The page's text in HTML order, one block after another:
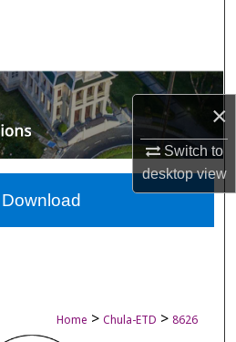
×
Switch to
desktopview
Collections
Account
About
Network™
Home > Chula-ETD > 8626